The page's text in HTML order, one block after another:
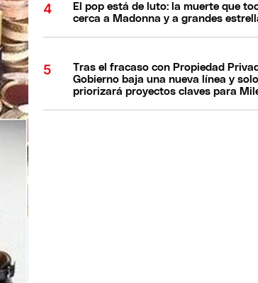
El pop está de luto: la muerte que
cerca a Madonna y a grandes
Tras el fracaso con Propiedad
Gobierno baja una nueva línea y solo
priorizará proyectos claves para